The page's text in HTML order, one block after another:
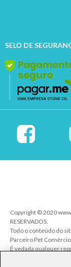
SELO DE
Copyright © 2020
RESERVADOS.
Todo o conteúdo do
Parceiro Pet
É vedada qualquer